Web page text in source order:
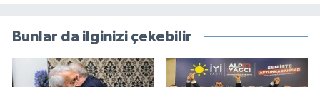
Bunlar da ilginizi çekebilir